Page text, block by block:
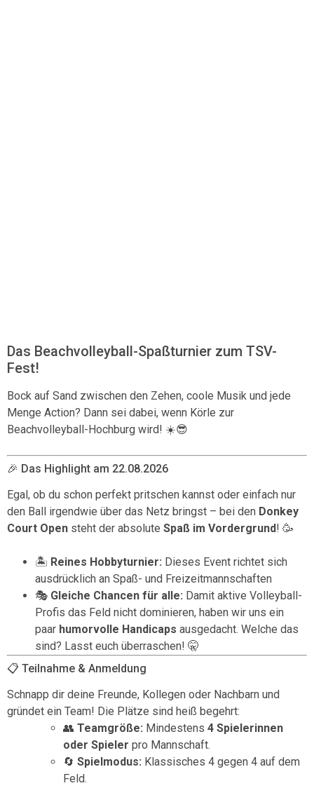
Das Beachvolleyball-Spaßturnier zum TSV-
Fest!
Bock auf Sand zwischen den Zehen, coole Musik und jede
Menge Action? Dann sei dabei, wenn Körle zur
Beachvolleyball-Hochburg wird! ☀️😎
🎉 Das Highlight am 22.08.2026
Egal, ob du schon perfekt pritschen kannst oder einfach nur
den Ball irgendwie über das Netz bringst – bei den Donkey
Court Open steht der absolute Spaß im Vordergrund! 🥳
🏝️ Reines Hobbyturnier: Dieses Event richtet sich
ausdrücklich an Spaß- und Freizeitmannschaften
🎭 Gleiche Chancen für alle: Damit aktive Volleyball-
Profis das Feld nicht dominieren, haben wir uns ein
paar humorvolle Handicaps ausgedacht. Welche das
sind? Lasst euch überraschen! 🤫
📋 Teilnahme & Anmeldung
Schnapp dir deine Freunde, Kollegen oder Nachbarn und
gründet ein Team! Die Plätze sind heiß begehrt:
👥 Teamgröße: Mindestens 4 Spielerinnen
oder Spieler pro Mannschaft.
🔄 Spielmodus: Klassisches 4 gegen 4 auf dem
Feld.